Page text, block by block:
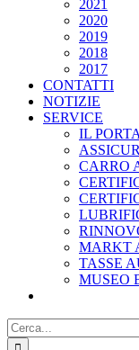
2021
2020
2019
2018
2017
CONTATTI
NOTIZIE
SERVICE
IL
CARRO
MARKT
TASSE
MUSEO
Cerca
per: